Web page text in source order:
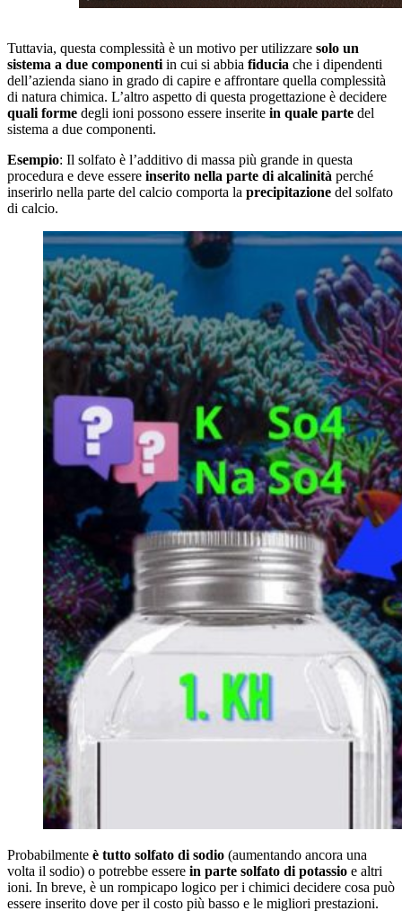
Tuttavia, questa complessità è un motivo per utilizzare solo un
sistema a due componenti in cui si abbia fiducia che i dipendenti
dell’azienda siano in grado di capire e affrontare quella complessità
di natura chimica. L’altro aspetto di questa progettazione è decidere
quali forme degli ioni possono essere inserite in quale parte del
sistema a due componenti.
Esempio: Il solfato è l’additivo di massa più grande in questa
procedura e deve essere inserito nella parte di alcalinità perché
inserirlo nella parte del calcio comporta la precipitazione del solfato
di calcio.
Probabilmente è tutto solfato di sodio (aumentando ancora una
volta il sodio) o potrebbe essere in parte solfato di potassio e altri
ioni. In breve, è un rompicapo logico per i chimici decidere cosa può
essere inserito dove per il costo più basso e le migliori prestazioni.